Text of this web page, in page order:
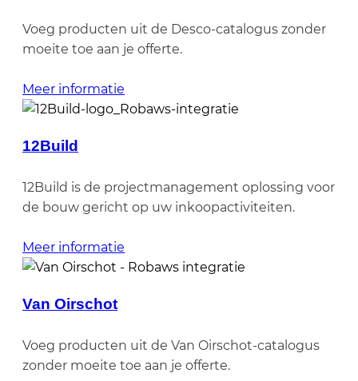
Voeg producten uit de Desco-catalogus zonder
moeite toe aan je offerte.
Meer informatie
12Build
12Build is de projectmanagement oplossing voor
de bouw gericht op uw inkoopactiviteiten.
Meer informatie
Van Oirschot
Voeg producten uit de Van Oirschot-catalogus
zonder moeite toe aan je offerte.